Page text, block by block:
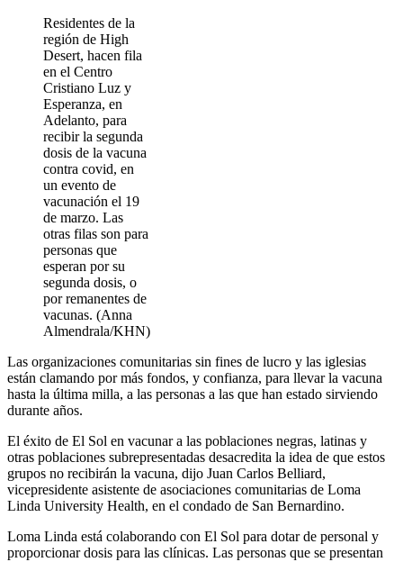
Residentes de la
región de High
Desert, hacen fila
en el Centro
Cristiano Luz y
Esperanza, en
Adelanto, para
recibir la segunda
dosis de la vacuna
contra covid, en
un evento de
vacunación el 19
de marzo. Las
otras filas son para
personas que
esperan por su
segunda dosis, o
por remanentes de
vacunas. (Anna
Almendrala/KHN)
Las organizaciones comunitarias sin fines de lucro y las iglesias
están clamando por más fondos, y confianza, para llevar la vacuna
hasta la última milla, a las personas a las que han estado sirviendo
durante años.
El éxito de El Sol en vacunar a las poblaciones negras, latinas y
otras poblaciones subrepresentadas desacredita la idea de que estos
grupos no recibirán la vacuna, dijo Juan Carlos Belliard,
vicepresidente asistente de asociaciones comunitarias de Loma
Linda University Health, en el condado de San Bernardino.
Loma Linda está colaborando con El Sol para dotar de personal y
proporcionar dosis para las clínicas. Las personas que se presentan